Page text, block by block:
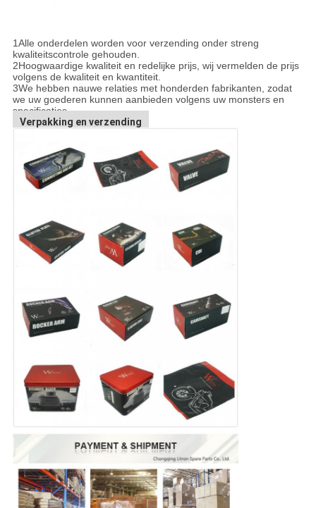
1Alle onderdelen worden voor verzending onder streng
kwaliteitscontrole gehouden.
2Hoogwaardige kwaliteit en redelijke prijs, wij vermelden de prijs
volgens de kwaliteit en kwantiteit.
3We hebben nauwe relaties met honderden fabrikanten, zodat
we uw goederen kunnen aanbieden volgens uw monsters en
specificaties.
Verpakking en verzending